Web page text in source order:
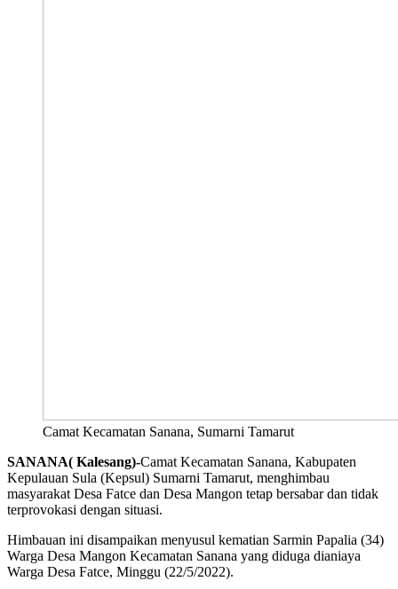
Camat Kecamatan Sanana, Sumarni Tamarut
SANANA( Kalesang)-Camat Kecamatan Sanana, Kabupaten
Kepulauan Sula (Kepsul) Sumarni Tamarut, menghimbau
masyarakat Desa Fatce dan Desa Mangon tetap bersabar dan tidak
terprovokasi dengan situasi.
Himbauan ini disampaikan menyusul kematian Sarmin Papalia (34)
Warga Desa Mangon Kecamatan Sanana yang diduga dianiaya
Warga Desa Fatce, Minggu (22/5/2022).